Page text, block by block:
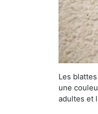
Les
une
adultes et